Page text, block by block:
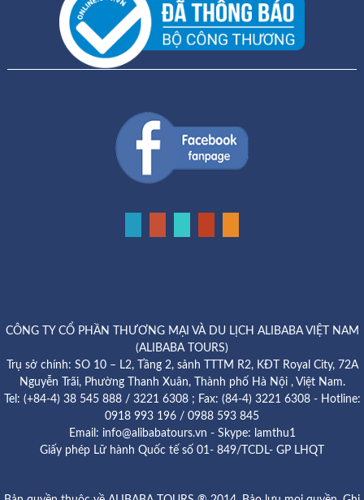
CÔNG TY CỔ PHẦN THƯƠNG MẠI VÀ DU LỊCH ALIBABA VIỆT NAM
(ALIBABA TOURS)
Trụ sở chính: SO 10 – L2, Tầng 2, sảnh TTTM R2, KĐT Royal City, 72A
Nguyễn Trãi, Phường Thanh Xuân, Thành phố Hà Nội , Việt Nam.
Tel: (+84-4) 38 545 888 / 3221 6308 ; Fax: (84-4) 3221 6308 - Hotline:
0918 993 196 / 0988 593 845
Email: info@alibabatours.vn - Skype: lamthu1
Giấy phép Lữ hành Quốc tế số 01- 849/TCDL- GP LHQT